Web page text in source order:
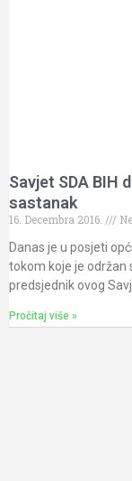
Savjet SDA BIH
sastanak
16. Decembra 2016.
Danas je u posjeti
tokom koje je održan
predsjednik ovog
Pročitaj više »